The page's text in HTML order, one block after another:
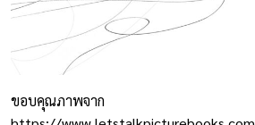
ขอบคุณภาพจาก